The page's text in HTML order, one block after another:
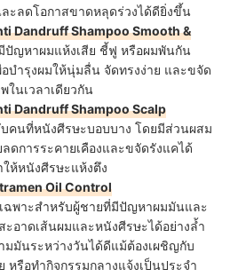
ะลดโอกาสขาดหลุดร่วงได้ดียิ่งขึ้น
Dandruff Shampoo Smooth &
ปัญหาผมแห้งเสีย ชี้ฟู หรือผมพันกัน
บำรุงผมให้นุ่มลื่น จัดทรงง่าย และขจัด
ในเวลาเดียวกัน
Dandruff Shampoo Scalp
บคนที่หนังศีรษะบอบบาง โดยมีส่วนผสม
ดการระคายเคืองและขจัดรังแคได้
ห้หนังศีรษะแห้งตึง
Oil Control
ฉพาะสำหรับผู้ชายที่มีปัญหาผมมันและ
อาดเส้นผมและหนังศีรษะได้อย่างล้ำ
มมันระหว่างวันได้ดีแม้ต้องเผชิญกับ
หรือทำกิจกรรมกลางแจ้งเป็นประจำ